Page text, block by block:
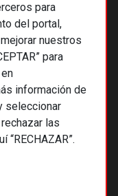
para
del portal,
nuestros
para
información de
seleccionar
las
SCCL
uso